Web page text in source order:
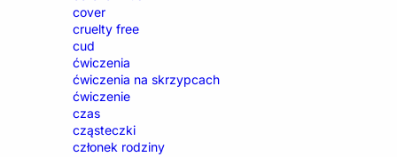
cover
cruelty free
cud
ćwiczenia
ćwiczenia na skrzypcach
ćwiczenie
czas
cząsteczki
członek rodziny